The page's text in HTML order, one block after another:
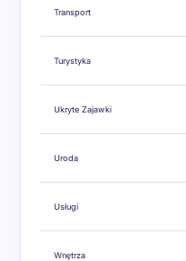
Transport
Turystyka
Ukryte Zajawki
Uroda
Usługi
Wnętrza